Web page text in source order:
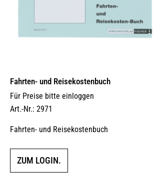
Fahrten- und Reisekostenbuch
Für Preise bitte einloggen
Art.-Nr.: 2971
Fahrten- und Reisekostenbuch
ZUM LOGIN.